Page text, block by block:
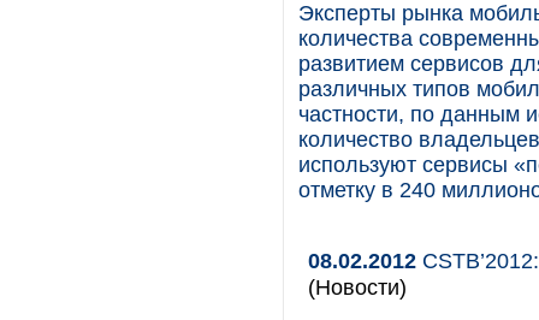
Эксперты рынка
количества
развитием сервисов
различных типов
частности, по данным
количество
используют сервисы
отметку в 240
08.02.2012
(Новости)